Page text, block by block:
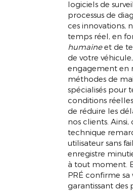
logiciels de
processus de
ces innovations,
temps réel, en
humaineet de
de votre
engagement en
méthodes de
spécialisés pour
conditions
de réduire les
nos clients.
technique
utilisateur sans
enregistre
à tout moment.
PRÉ confirme
garantissant des